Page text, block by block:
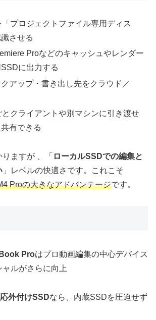
プロジェクトファイル専用ディス
させる
Proなどのキャッシュやレンダー
に出力する
アップ・書き出し先をクラウド／
クライアントや別マシンに引き渡せ
有できる
ますが 、「 ローカルSSDでの編集と
」レベルの快適さです。これこそ
Proの大きなアドバンテージです。
Proはプロ動画編集の中心デバイス
ルがさらに向上
外付けSSDなら、内蔵SSDを圧迫せず